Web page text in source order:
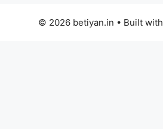
© 2026 betiyan.in • Built with